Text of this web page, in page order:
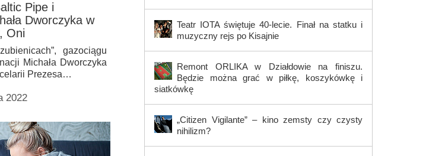
Pipe i
Dworczyka w
Oni
gazociągu
Michała Dworczyka
Prezesa…
2022
Teatr IOTA świętuje 40-lecie. Finał na statku i
muzyczny rejs po Kisajnie
Remont ORLIKA w Działdowie na finiszu.
Będzie można grać w piłkę, koszykówkę i
siatkówkę
„Citizen Vigilante” – kino zemsty czy czysty
nihilizm?